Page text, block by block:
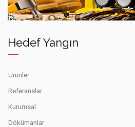
yangın
söndürme
Şanlıurfa
güvenlik
ekipmanları
Hedef Yangın
Ürünler
Referanslar
Kurumsal
Dökümanlar